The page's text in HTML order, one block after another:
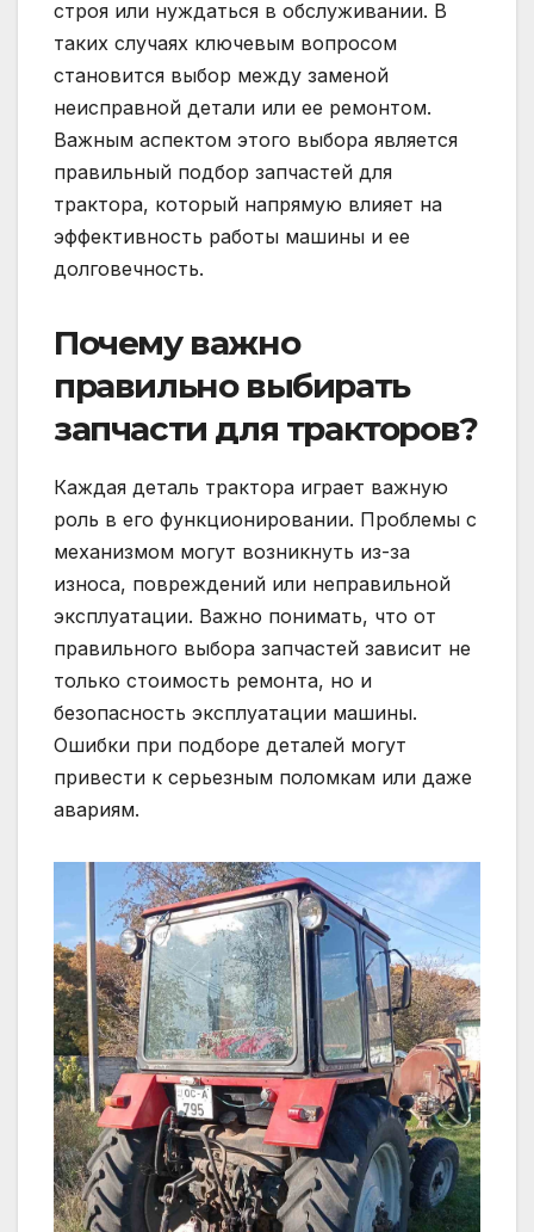
строя или нуждаться в обслуживании. В
таких случаях ключевым вопросом
становится выбор между заменой
неисправной детали или ее ремонтом.
Важным аспектом этого выбора является
правильный подбор запчастей для
трактора, который напрямую влияет на
эффективность работы машины и ее
долговечность.
Почему важно
правильно выбирать
запчасти для тракторов?
Каждая деталь трактора играет важную
роль в его функционировании. Проблемы с
механизмом могут возникнуть из-за
износа, повреждений или неправильной
эксплуатации. Важно понимать, что от
правильного выбора запчастей зависит не
только стоимость ремонта, но и
безопасность эксплуатации машины.
Ошибки при подборе деталей могут
привести к серьезным поломкам или даже
авариям.